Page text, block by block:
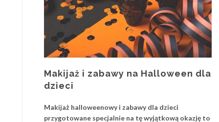
Makijaż i zabawy na Halloween dla
dzieci
Makijaż halloweenowy i zabawy dla dzieci
przygotowane specjalnie na tę wyjątkową okazję to